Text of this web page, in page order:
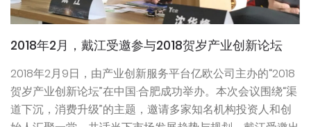
2018年2月，戴江受邀参与2018贺岁产业创新论坛
2018年2月9日，由产业创新服务平台亿欧公司主办的“2018
贺岁产业创新论坛”在中国·合肥成功举办。本次会议围绕“渠
道下沉，消费升级”的主题，邀请多家知名机构投资人和创